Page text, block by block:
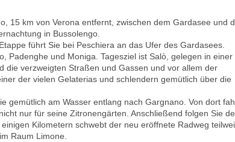
15 km von Verona entfernt, zwischen dem Gardasee und
in Bussolengo.
führt Sie bei Peschiera an das Ufer des Gardasees.
Padenghe und Moniga. Tagesziel ist Salò, gelegen in einer
die verzweigten Straßen und Gassen und vor allem der
der vielen Gelaterias und schlendern gemütlich über die
gemütlich am Wasser entlang nach Gargnano. Von dort
nur für seine Zitronengärten. Anschließend folgen Sie
Kilometern schwebt der neu eröffnete Radweg
Raum Limone.